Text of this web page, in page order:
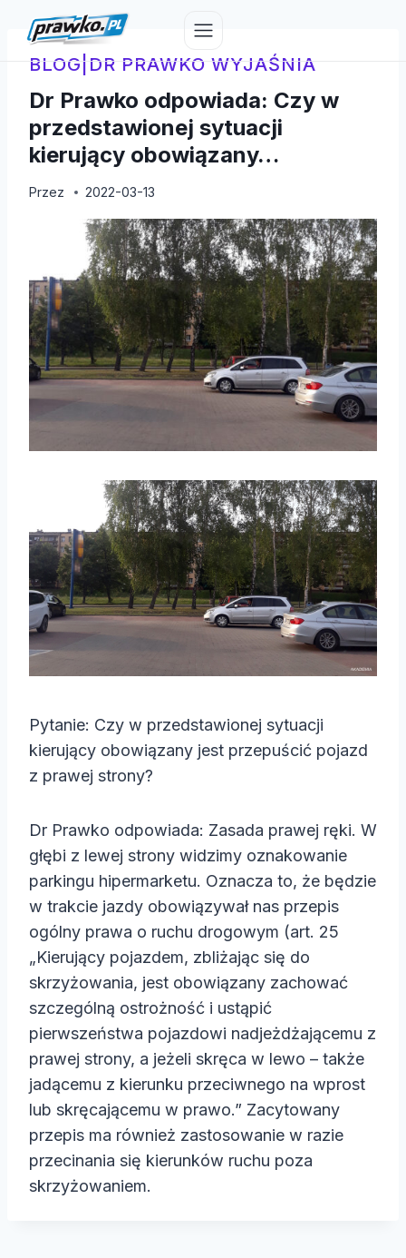
treściBLOG| DR PRAWKO WYJAŚNIA
Dr Prawko odpowiada: Czy w
przedstawionej sytuacji
kierujący obowiązany…
Przez 2022-03-13
Pytanie: Czy w przedstawionej sytuacji
kierujący obowiązany jest przepuścić pojazd
z prawej strony?
Dr Prawko odpowiada: Zasada prawej ręki. W
głębi z lewej strony widzimy oznakowanie
parkingu hipermarketu. Oznacza to, że będzie
w trakcie jazdy obowiązywał nas przepis
ogólny prawa o ruchu drogowym (art. 25
„Kierujący pojazdem, zbliżając się do
skrzyżowania, jest obowiązany zachować
szczególną ostrożność i ustąpić
pierwszeństwa pojazdowi nadjeżdżającemu z
prawej strony, a jeżeli skręca w lewo – także
jadącemu z kierunku przeciwnego na wprost
lub skręcającemu w prawo.” Zacytowany
przepis ma również zastosowanie w razie
przecinania się kierunków ruchu poza
skrzyżowaniem.